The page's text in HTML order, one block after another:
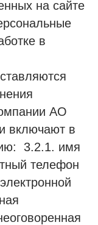
на сайте
в
АО
включают в
3.2.1. имя
телефон